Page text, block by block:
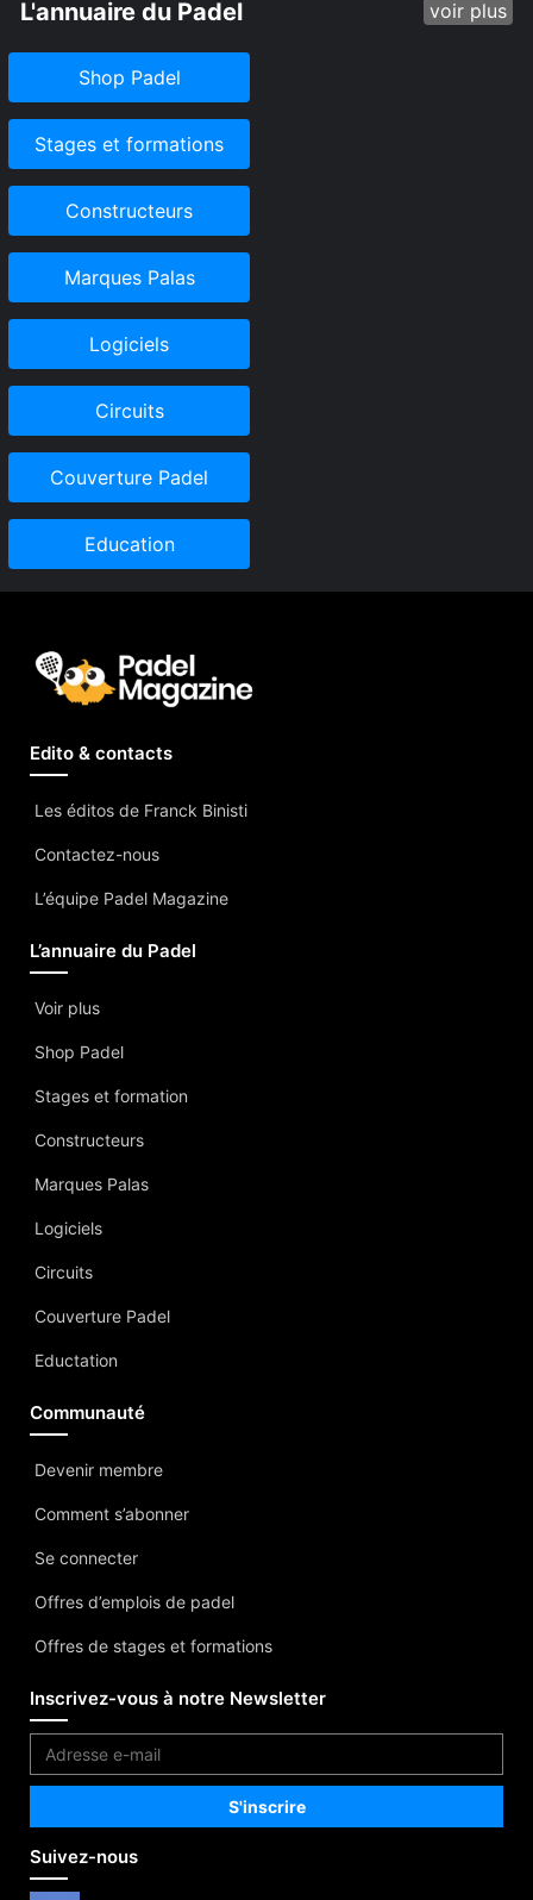
L'annuaire du Padel voir plus
Shop Padel
Stages et formations
Constructeurs
Marques Palas
Logiciels
Circuits
Couverture Padel
Education
Edito & contacts
Les éditos de Franck Binisti
Contactez-nous
L’équipe Padel Magazine
L’annuaire du Padel
Voir plus
Shop Padel
Stages et formation
Constructeurs
Marques Palas
Logiciels
Circuits
Couverture Padel
Eductation
Communauté
Devenir membre
Comment s’abonner
Se connecter
Offres d’emplois de padel
Offres de stages et formations
Inscrivez-vous à notre Newsletter
Suivez-nous